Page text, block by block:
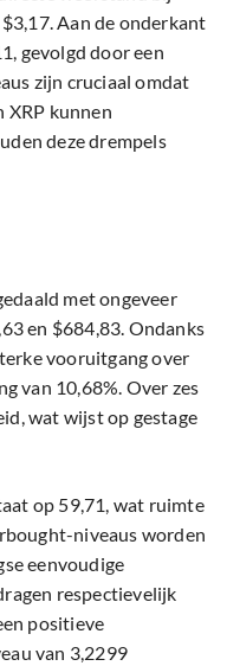
Aan de onderkant
gevolgd door een
zijn cruciaal omdat
XRP kunnen
deze drempels
met ongeveer
en $684,83. Ondanks
vooruitgang over
van 10,68%. Over zes
wat wijst op gestage
op 59,71, wat ruimte
niveaus worden
eenvoudige
respectievelijk
positieve
van 3,2299